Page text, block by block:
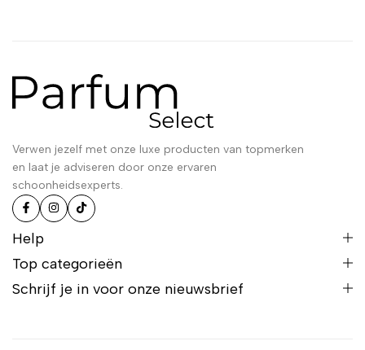
Verwen jezelf met onze luxe producten van topmerken
en laat je adviseren door onze ervaren
schoonheidsexperts.
Help
Top categorieën
Schrijf je in voor onze nieuwsbrief